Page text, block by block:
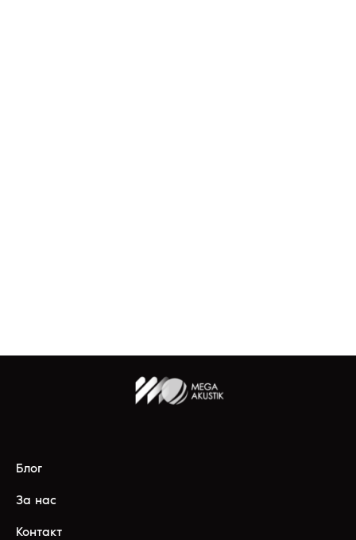
Блог
За нас
Контакт